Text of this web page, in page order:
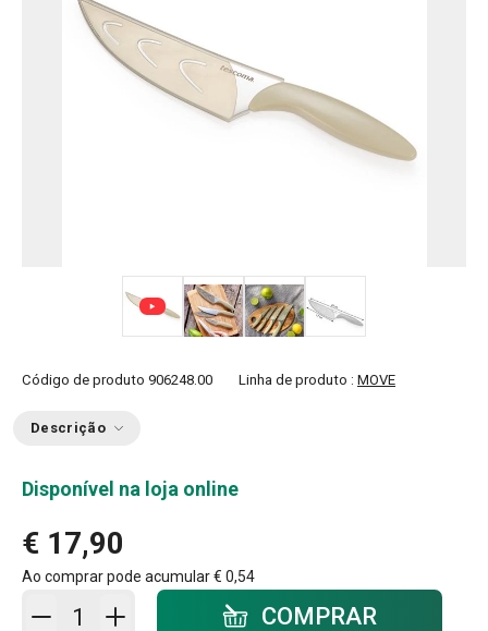
Código de produto 906248.00 Linha de produto : MOVE
Descrição
Disponível na loja online
€ 17,90
Ao comprar pode acumular€ 0,54
Adicionar ao carrinho - quantidadeCOMPRAR